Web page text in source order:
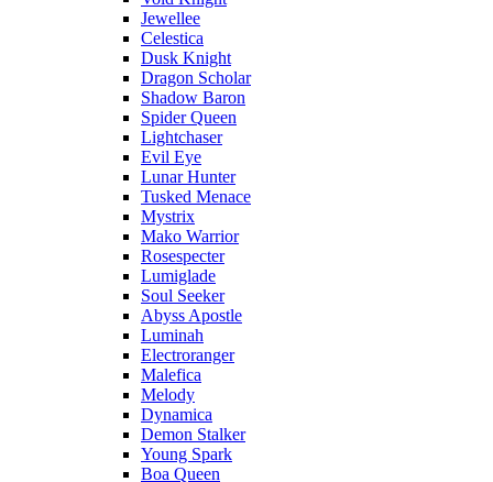
Jewellee
Celestica
Dusk Knight
Dragon Scholar
Shadow Baron
Spider Queen
Lightchaser
Evil Eye
Lunar Hunter
Tusked Menace
Mystrix
Mako Warrior
Rosespecter
Lumiglade
Soul Seeker
Abyss Apostle
Luminah
Electroranger
Malefica
Melody
Dynamica
Demon Stalker
Young Spark
Boa Queen